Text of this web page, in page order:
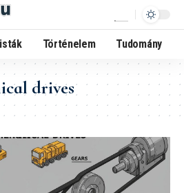
Történelem Tudomány
drives